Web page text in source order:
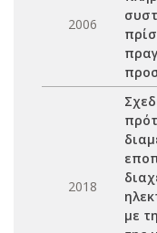
2006
2018
με